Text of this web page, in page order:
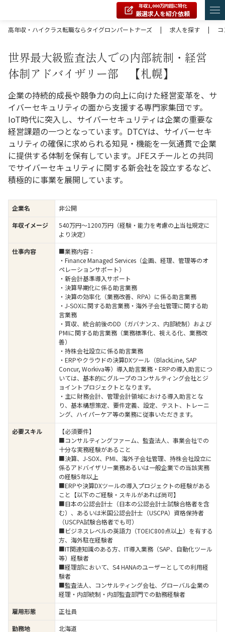
年収1,000万円超に特化
厳選求人を紹介依頼
高年収・ハイクラス転職ならタイグロンパートナーズ
| 求人を探す |
世界最大級監査法人での内部統制・経営
体制アドバイザリー部 【札幌】
企業の持続的成長や競争力の向上に向けた経営変革を、サ
イバーセキュリティの面から支援する専門家集団です。
IoT時代に突入し、サイバーセキュリティは企業の重要な
経営課題の一つとなっています。DTCYは、サイバーセキ
ュリティの確保に求められる知見・機能を一気通貫で企業
に提供する体制を保有しています。JFEスチールとの共同
でサイバーセキュリティに関する新会社を設立するなど、
積極的に事業を展開しています。
企業名
非公開
年収イメージ
540万円〜1200万円（経験・能力を考慮の上当社規定に
より決定）
仕事内容
■業務内容：
・Finance Managed Services（企画、経理、管理等のオ
ペレーションサポート）
・新会計基準導入サポート
・決算早期化に係る助言業務
・決算の効率化（業務改善、RPA）に係る助言業務
・J-SOXに関する助言業務・海外子会社管理に関する助
言業務
・買収、統合前後のDD（ガバナンス、内部統制）および
PMIに関する助言業務（業務標準化、視える化、業務改
善）
・持株会社設立に係る助言業務
・ERPやクラウドの決算DXツール（BlackLine, SAP
Concur, Workiva等）導入助言業務・ERPの導入助言につ
いては、基本的にグループのコンサルティング会社とジ
ョイントプロジェクトとなります。
・主に財務会計、管理会計領域における導入助言とな
り、基本構想策定、要件定義、設定、テスト、トレーニ
ング、ハイパーケア等の業務に従事いただきます。
必要スキル
【必須要件】
■コンサルティングファーム、監査法人、事業会社での
十分な実務経験があること
■決算、J-SOX、PMI、海外子会社管理、持株会社設立に
係るアドバイザリー業務あるいは一般企業での当該実務
の経験5年以上
■ERPや決算DXツールの導入プロジェクトの経験がある
こと【以下のご経験・スキルがあれば尚可】
■日本の公認会計士（日本の公認会計士試験合格者を含
む）、あるいは米国公認会計士（USCPA）資格保持者
（USCPA試験合格者でも可）
■ビジネスレベルの英語力（TOEIC800点以上）を有する
方、海外駐在経験者
■IT関連知識のある方、IT導入業務（SAP、自動化ツール
等）経験者
■経理部において、S4 HANAのユーザーとしての利用経
験者
■監査法人、コンサルティング会社、グローバル企業の
経理・内部統制・内部監査部門での勤務経験者
雇用形態
正社員
勤務地
北海道